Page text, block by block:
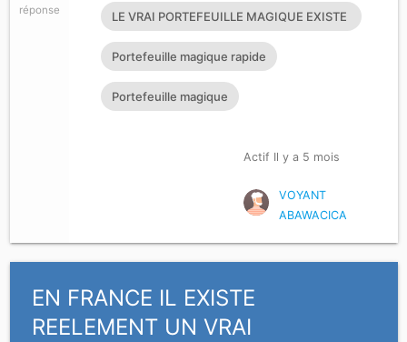
réponse
LE VRAI PORTEFEUILLE MAGIQUE EXISTE
T’IL?
Portefeuille magique rapide
Portefeuille magique
Actif Il y a 5 mois
VOYANT
ABAWACICA
EN FRANCE IL EXISTE
REELEMENT UN VRAI